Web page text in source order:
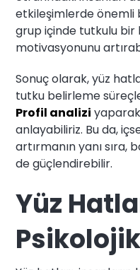
etkileşimlerde önemli
grup içinde tutkulu bir
motivasyonunu
Sonuç olarak, yüz
tutku belirleme
Profil analizi
anlayabiliriz. Bu da,
artırmanın yanı sıra,
de güçlendirebilir.
Yüz